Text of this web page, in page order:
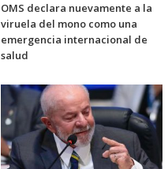
OMS declara nuevamente a la
viruela del mono como una
emergencia internacional de
salud